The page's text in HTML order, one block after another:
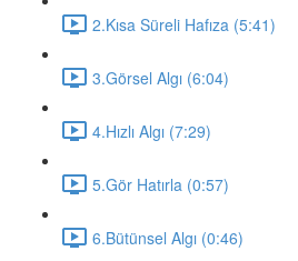
2.Kısa Süreli Hafıza (5:41)
3.Görsel Algı (6:04)
4.Hızlı Algı (7:29)
5.Gör Hatırla (0:57)
6.Bütünsel Algı (0:46)